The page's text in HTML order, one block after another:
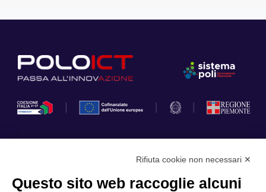
Cookie Policy
Rifiuta cookie non necessari ✕
Questo sito web raccoglie alcuni